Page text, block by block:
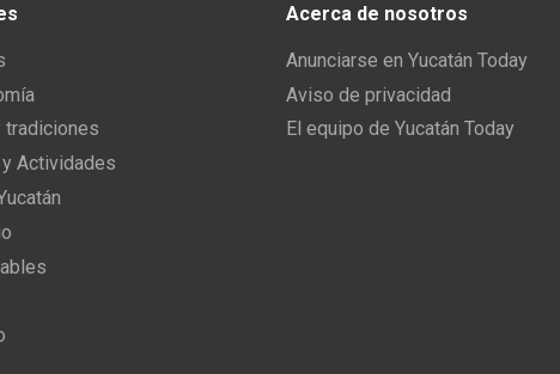
tradiciones
Actividades
Acerca de nosotros
Anunciarse en Yucatán Today
Aviso de privacidad
El equipo de Yucatán Today